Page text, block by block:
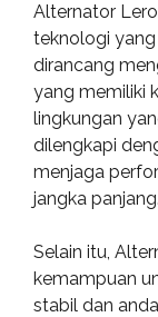
Alternator
teknologi yang
dirancang
yang memiliki
lingkungan
dilengkapi
menjaga
jangka panjang.
Selain itu,
kemampuan
stabil dan